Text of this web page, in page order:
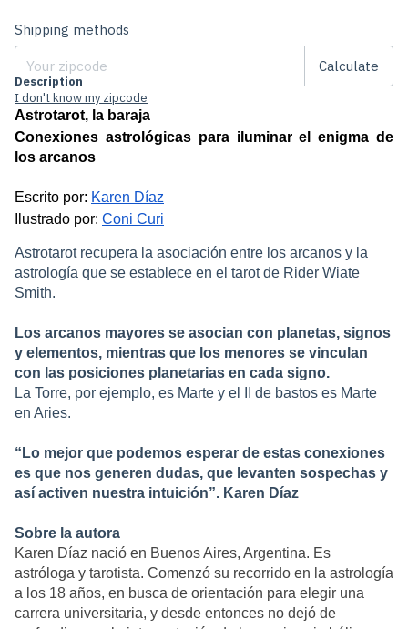
Shipping for zipcode:
Shipping methods
Calculate
I don't know my zipcode
Description
Astrotarot, la baraja
Conexiones astrológicas para iluminar el enigma de
los arcanos
Escrito por: Karen Díaz
Ilustrado por: Coni Curi
Astrotarot recupera la asociación entre los arcanos y la
astrología que se establece en el tarot de Rider Wiate
Smith.
Los arcanos mayores se asocian con planetas, signos
y elementos, mientras que los menores se vinculan
con las posiciones planetarias en cada signo.
La Torre, por ejemplo, es Marte y el II de bastos es Marte
en Aries.
“Lo mejor que podemos esperar de estas conexiones
es que nos generen dudas, que levanten sospechas y
así activen nuestra intuición”. Karen Díaz
Sobre la autora
Karen Díaz nació en Buenos Aires, Argentina. Es
astróloga y tarotista. Comenzó su recorrido en la astrología
a los 18 años, en busca de orientación para elegir una
carrera universitaria, y desde entonces no dejó de